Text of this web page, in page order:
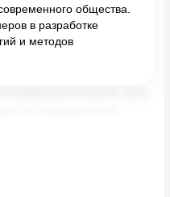
общества.
в разработке
и методов